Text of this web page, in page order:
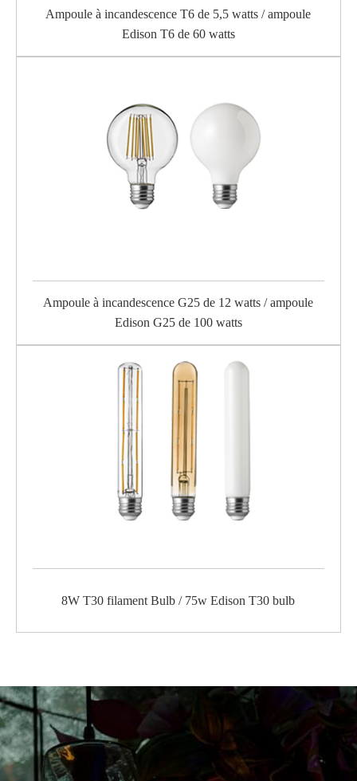
Ampoule à incandescence T6 de 5,5 watts / ampoule
Edison T6 de 60 watts
Ampoule à incandescence G25 de 12 watts / ampoule
Edison G25 de 100 watts
8W T30 filament Bulb / 75w Edison T30 bulb